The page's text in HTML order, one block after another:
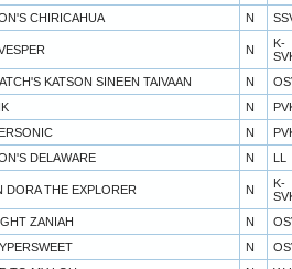
CHIRICAHUA N
N
K-
KATSON SINEEN TAIVAAN N
N
N
DELAWARE N LL
DORA THE EXPLORER N
K-
ZANIAH N
N